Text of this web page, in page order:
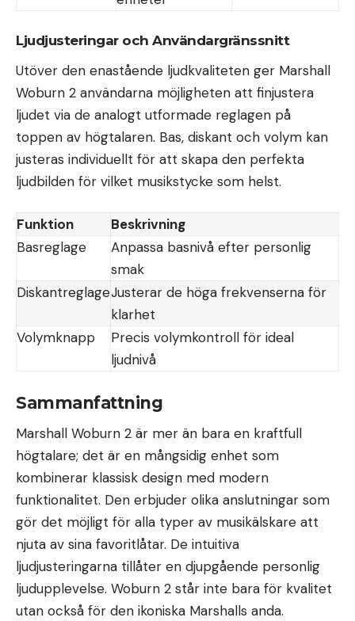
Ljudjusteringar och Användargränssnitt
Utöver den enastående ljudkvaliteten ger Marshall
Woburn 2 användarna möjligheten att finjustera
ljudet via de analogt utformade reglagen på
toppen av högtalaren. Bas, diskant och volym kan
justeras individuellt för att skapa den perfekta
ljudbilden för vilket musikstycke som helst.
Funktion
Beskrivning
Basreglage
Anpassa basnivå efter personlig
smak
DiskantreglageJusterar de höga frekvenserna för
klarhet
Volymknapp
Precis volymkontroll för ideal
ljudnivå
Sammanfattning
Marshall Woburn 2 är mer än bara en kraftfull
högtalare; det är en mångsidig enhet som
kombinerar klassisk design med modern
funktionalitet. Den erbjuder olika anslutningar som
gör det möjligt för alla typer av musikälskare att
njuta av sina favoritlåtar. De intuitiva
ljudjusteringarna tillåter en djupgående personlig
ljudupplevelse. Woburn 2 står inte bara för kvalitet
utan också för den ikoniska Marshalls anda.